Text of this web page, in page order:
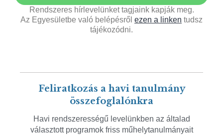
Rendszeres hírlevelünket tagjaink kapják meg.
Az Egyesületbe való belépésről ezen a linken tudsz
tájékozódni.
Feliratkozás a havi tanulmány
összefoglalónkra
Havi rendszerességű levelünkben az általad
választott programok friss műhelytanulmányait